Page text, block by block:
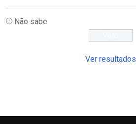
Não sabe
Ver resultados